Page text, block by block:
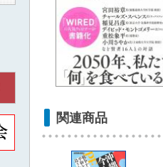
関連商品